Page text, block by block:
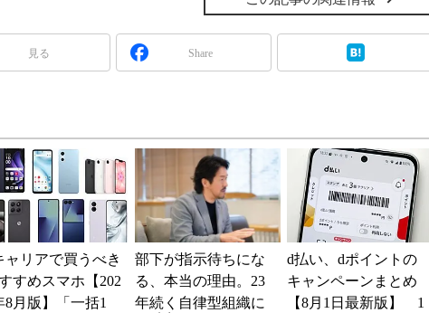
見る Share
ャリアで買うべき
すめスマホ【202
8月版】「一括1
部下が指示待ちにな
る、本当の理由。23
年続く自律型組織に
d払い、dポイントの
キャンペーンまとめ
【8月1日最新版】 1